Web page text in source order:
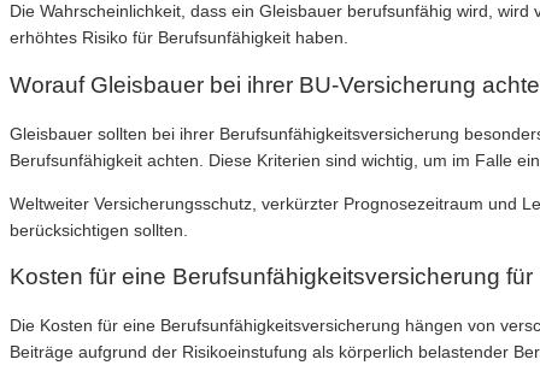
Die Wahrscheinlichkeit, dass ein Gleisbauer berufsunfähig wird,
erhöhtes Risiko für Berufsunfähigkeit haben.
Worauf Gleisbauer bei ihrer BU-Versicherung
Gleisbauer sollten bei ihrer Berufsunfähigkeitsversicherung
Berufsunfähigkeit achten. Diese Kriterien sind wichtig, um im Falle
Weltweiter Versicherungsschutz, verkürzter Prognosezeitraum und
berücksichtigen sollten.
Kosten für eine Berufsunfähigkeitsversicherung für
Die Kosten für eine Berufsunfähigkeitsversicherung hängen von
Beiträge aufgrund der Risikoeinstufung als körperlich belastender